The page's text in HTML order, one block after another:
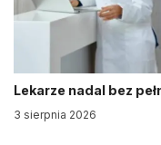
Lekarze nadal bez
3 sierpnia 2026